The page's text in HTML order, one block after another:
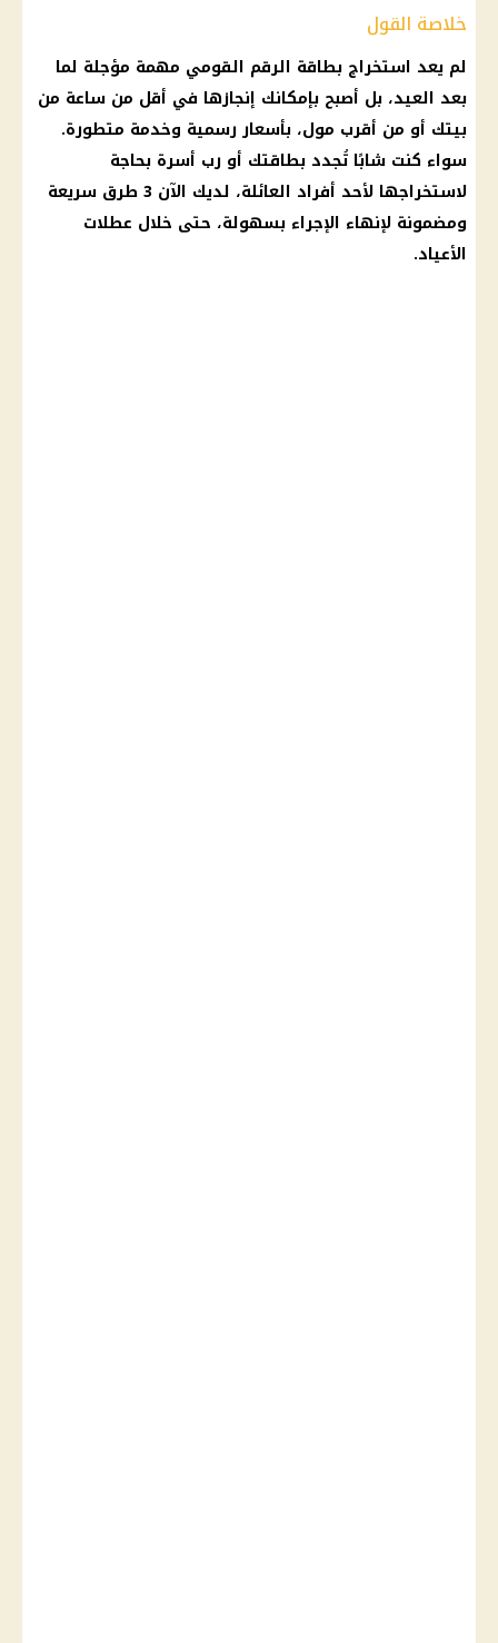
خلاصة القول
لم يعد استخراج بطاقة الرقم القومي مهمة مؤجلة لما
بعد العيد، بل أصبح بإمكانك إنجازها في أقل من ساعة من
بيتك أو من أقرب مول، بأسعار رسمية وخدمة متطورة.
سواء كنت شابًا تُجدد بطاقتك أو رب أسرة بحاجة
لاستخراجها لأحد أفراد العائلة، لديك الآن 3 طرق سريعة
ومضمونة لإنهاء الإجراء بسهولة، حتى خلال عطلات
الأعياد.